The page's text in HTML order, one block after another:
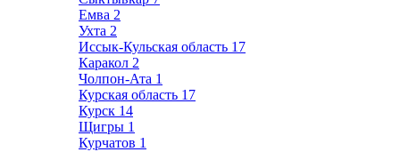
Емва 2
Ухта 2
Иссык-Кульская область 17
Каракол 2
Чолпон-Ата 1
Курская область 17
Курск 14
Щигры 1
Курчатов 1